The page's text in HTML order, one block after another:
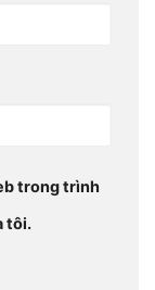
trong trình
tôi.